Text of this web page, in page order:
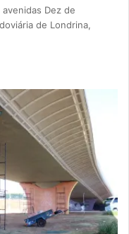
Dez de
de Londrina,